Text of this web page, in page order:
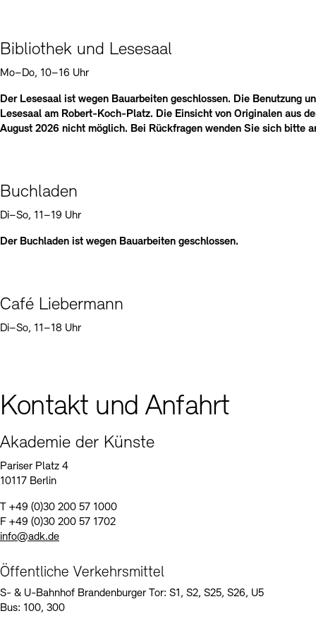
Bibliothek und Lesesaal
Mo–Do, 10–16 Uhr
Der Lesesaal ist wegen Bauarbeiten geschlossen. Die Benutzung
Lesesaal am Robert-Koch-Platz. Die Einsicht von Originalen aus
August 2026 nicht möglich. Bei Rückfragen wenden Sie sich bitte
Buchladen
Di–So, 11–19 Uhr
Der Buchladen ist wegen Bauarbeiten geschlossen.
Café Liebermann
Di–So, 11–18 Uhr
Kontakt und Anfahrt
Akademie der Künste
Pariser Platz 4
10117 Berlin
T +49 (0)30 200 57 1000
F +49 (0)30 200 57 1702
info@adk.de
Öffentliche Verkehrsmittel
S- & U-Bahnhof Brandenburger Tor: S1, S2, S25, S26, U5
Bus: 100, 300